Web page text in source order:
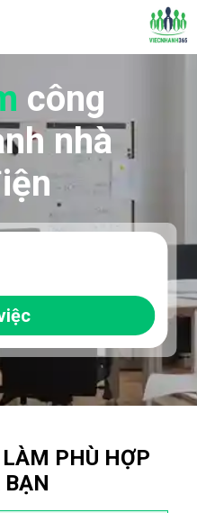
công
nhà
PHÙ HỢP
BẠN